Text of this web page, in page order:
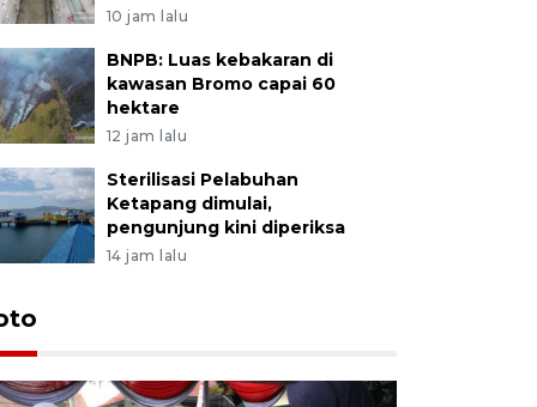
10 jam lalu
BNPB: Luas kebakaran di
kawasan Bromo capai 60
hektare
12 jam lalu
Sterilisasi Pelabuhan
Ketapang dimulai,
pengunjung kini diperiksa
14 jam lalu